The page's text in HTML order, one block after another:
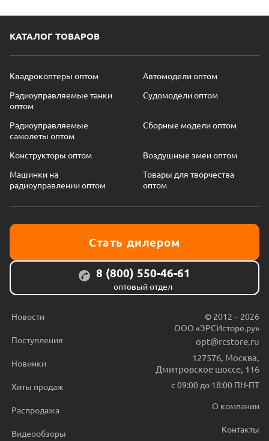
КАТАЛОГ ТОВАРОВ
Квадрокоптеры оптом
Автомодели оптом
Радиоуправляемые танки
оптом
Судомодели оптом
Радиоуправляемые
самолеты оптом
Сборные модели оптом
Конструкторы оптом
Воздушные змеи оптом
Машинки на
радиоуправлении оптом
Товары для творчества
оптом
Стать дилером
8 (800) 550-46-61
оптовый отдел
Новости
Поступления
Новинки
Хиты продаж
Распродажа
Видеообзоры
© 2012 – 2026
ООО «ЭРСИсторе.ру»
opt@rcstore.ru
127576 Москва
Дмитровское шоссе, 116
с 09:00 до 18:00 ПН-ПТ
О компании
Контакты